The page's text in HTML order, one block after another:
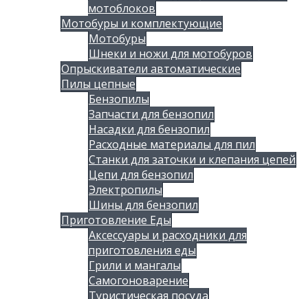
мотоблоков
Мотобуры и комплектующие
Мотобуры
Шнеки и ножи для мотобуров
Опрыскиватели автоматические
Пилы цепные
Бензопилы
Запчасти для бензопил
Насадки для бензопил
Расходные материалы для пил
Станки для заточки и клепания цепей
Цепи для бензопил
Электропилы
Шины для бензопил
Приготовление Еды
Аксессуары и расходники для
приготовления еды
Грили и мангалы
Самогоноварение
Туристическая посуда